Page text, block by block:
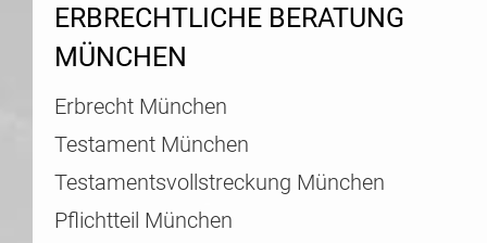
ERBRECHTLICHE BERATUNG
MÜNCHEN
Erbrecht München
Testament München
Testamentsvollstreckung München
Pflichtteil München